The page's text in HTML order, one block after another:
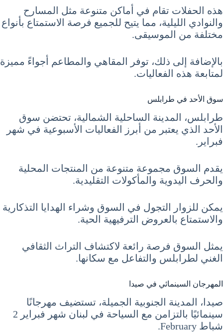
هذه الحفلات تقام في أماكن متنوعة مثل المسارح
والنوادي الليلية، مما يتيح للجميع فرصة الاستمتاع بأنواع
مختلفة من الموسيقى.
بالإضافة إلى ذلك، توفر المقاهي والمطاعم أجواءً مميزة
لمتابعة هذه الفعاليات.
سوق الأحد في طرابلس
طرابلس، المدينة الساحلية الشمالية، تحتضن سوق
الأحد الذي يعتبر من أبرز الفعاليات الأسبوعية في شهر
فبراير.
يقدم السوق مجموعة متنوعة من المنتجات المحلية
والحرف اليدوية والمأكولات التقليدية.
يمكن للزوار التجول في السوق وشراء الهدايا التذكارية
والاستمتاع بالعروض الترفيهية الحية.
يمثل السوق فرصة رائعة لاكتشاف التراث الثقافي
الغني لطرابلس والتفاعل مع سكانها.
المهرجان السينمائي في صيدا
صيدا، المدينة الجنوبية الجميلة، تستضيف مهرجانًا
سينمائيًا بالتزامن مع السياحة في لبنان شهر فبراير 2
شباط February.